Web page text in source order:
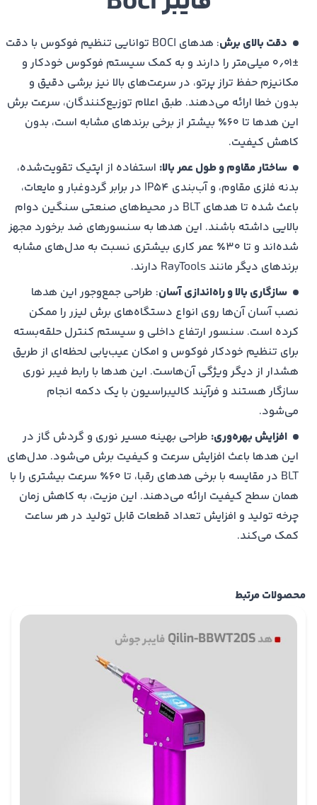
خطا و افزایش طول عمر دستگاه در محیط‌های صنعتی
می‌شود
مزایای هد BLT421S
سیستم اپتیک پیشرفته و فوکوس خودکار حلقه‌بسته: طراحی
اپتیکی جدید با سیستم فوکوس خودکار حلقه‌بسته با قابلیت
بزرگ‌نمایی نقطه‌ای امکان برش با دقت بالا و کارایی بهینه را
فراهم می‌کند
سیستم خنک‌کننده ترکیبی (گازی و آبی): قابلیت پشتیبانی از
خنک‌کننده نازل و حسگر جریان آب بر روی هد، موجب کاهش
حرارت و پایداری عملکرد طولانی‌مدت در برش مواد می‌شود
سهولت در نگهداری: گروه لنزهای نوری دارای سازوکار
کاهش می‌دهد
طراحی ضد ضربه: طراحی مقاوم در برابر ضربه با استفاده از پیچ
ضد ضربه و قطعات سرامیکی محافظ، امکان تعویض قطعات
آسیب‌دیده توسط کاربر را بدون نیاز به ارسال دستگاه به
کارخانه فراهم می‌کند
پایش هوشمند درجا: این هد به چندین حسگر داخلی مجهز
است که به طور بلادرنگ وضعیت عملکرد را مانیتور می‌کنند و
در صورت بروز هرگونه خطا یا ناهنجاری به‌سرعت هشدار
می‌دهند
برش پایدار و بدون ضایعات: استفاده از فوکوس خودکار
حلقه‌بسته و سیستم‌های خنک‌کننده به‌گونه‌ای است که برش
فلز به صورت بدون سوختگی (بدون ایجاد اسلگ روی لبه برش)
انجام می‌شود
دستگاه، هشدارهای ولتاژ و سلامت سنسورها
سیستم تنظیم دقیق پرتوی لیزربا پیچ‌های مخصوص
تنظیم در محورهای X و Y جهت مرکزیت کامل پرتو داخل
نصب آسان با قابلیت تعویض سریع قطعات مصرفی؛ مانند
شیشه‌های محافظ بالا و پایین
برای برش فلزات مورد استفاده قرار می‌گیرد این هد برای برش
از کاربردهای متداول آن عبارت‌اند از: صنعت خودروسازی: برش
دقت بالای برش
: هدهای BOCI توانایی تنظیم فوکوس با دقت
±۰٫۰۱ میلی‌متر را دارند و به کمک سیستم فوکوس خودکار و
مکانیزم حفظ تراز پرتو، در سرعت‌های بالا نیز برشی دقیق و
بدون خطا ارائه می‌دهند. طبق اعلام توزیع‌کنندگان، سرعت برش
این هدها تا ۶۰٪ بیشتر از برخی برندهای مشابه است، بدون
کاهش کیفیت.
ساختار مقاوم و طول عمر بالا: استفاده از اپتیک تقویت‌شده،
بدنه فلزی مقاوم، و آب‌بندی IP54 در برابر گردوغبار و مایعات،
باعث شده تا هدهای BLT در محیط‌های صنعتی سنگین دوام
بالایی داشته باشند. این هدها به سنسورهای ضد برخورد مجهز
شده‌اند و تا ۳۰٪ عمر کاری بیشتری نسبت به مدل‌های مشابه
برندهای دیگر مانند RayTools دارند.
سازگاری بالا و راه‌اندازی آسان: طراحی جمع‌وجور این هدها
نصب آسان آن‌ها روی انواع دستگاه‌های برش لیزر را ممکن
کرده است. سنسور ارتفاع داخلی و سیستم کنترل حلقه‌بسته
برای تنظیم خودکار فوکوس و امکان عیب‌یابی لحظه‌ای از طریق
هشدار از دیگر ویژگی‌ آن‌هاست. این هدها با رابط‌ فیبر نوری
سازگار هستند و فرآیند کالیبراسیون با یک دکمه انجام
می‌شود.
افزایش بهره‌وری: طراحی بهینه مسیر نوری و گردش گاز در
این هدها باعث افزایش سرعت و کیفیت برش می‌شود. مدل‌های
BLT در مقایسه با برخی هدهای رقبا، تا ۶۰٪ سرعت بیشتری را با
همان سطح کیفیت ارائه می‌دهند. این مزیت، به کاهش زمان
چرخه تولید و افزایش تعداد قطعات قابل تولید در هر ساعت
کمک می‌کند.
محصولات مرتبط